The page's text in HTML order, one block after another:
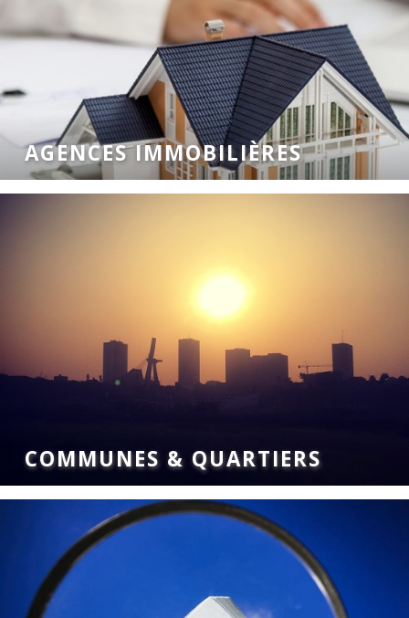
AGENCES IMMOBILIÈRES
COMMUNES & QUARTIERS